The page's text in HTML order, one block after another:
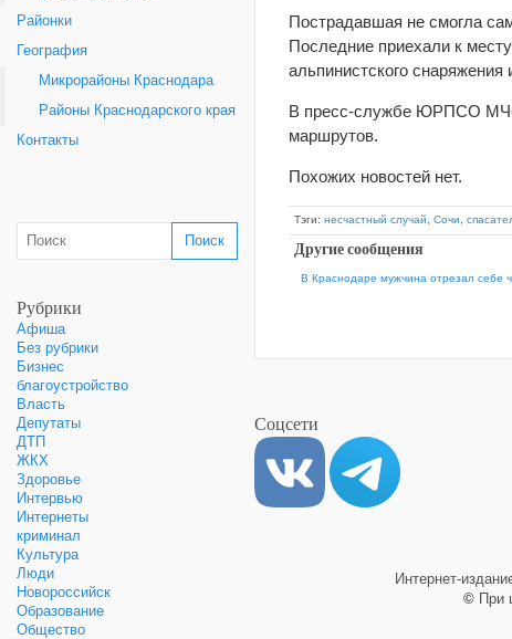
Районки
География
Микрорайоны Краснодара
Районы Краснодарского края
Контакты
Рубрики
Афиша
Без рубрики
Бизнес
благоустройство
Власть
Депутаты
ДТП
ЖКХ
Здоровье
Интервью
Интернеты
криминал
Культура
Люди
Новороссийск
Образование
Общество
Пострадавшая не смогла
Последние приехали к
альпинистского
В пресс-службе ЮРПСО МЧС
маршрутов.
Похожих новостей нет.
Тэги: несчастный случай Сочи
Другие сообщения
В Краснодаре мужчина отрезал себе
Соцсети
Интернет-
© При